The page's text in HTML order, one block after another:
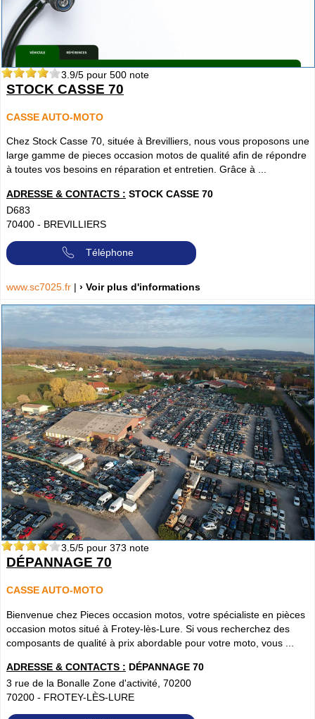
3.9/5 pour 500 note
STOCK CASSE 70
CASSE AUTO-MOTO
Chez Stock Casse 70, située à Brevilliers, nous vous proposons une
large gamme de pieces occasion motos de qualité afin de répondre
à toutes vos besoins en réparation et entretien. Grâce à ...
ADRESSE & CONTACTS : STOCK CASSE 70
D683
70400 - BREVILLIERS
Téléphone
www.sc7025.fr | › Voir plus d'informations
3.5/5 pour 373 note
DÉPANNAGE 70
CASSE AUTO-MOTO
Bienvenue chez Pieces occasion motos, votre spécialiste en pièces
occasion motos situé à Frotey-lès-Lure. Si vous recherchez des
composants de qualité à prix abordable pour votre moto, vous ...
ADRESSE & CONTACTS : DÉPANNAGE 70
3 rue de la Bonalle Zone d'activité, 70200
70200 - FROTEY-LÈS-LURE